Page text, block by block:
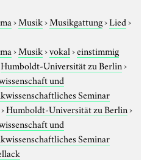
›Musik›Musikgattung›Lied›
›Musik›vokal›einstimmig
Humboldt-Universität zu Berlin›
und
Seminar
Humboldt-Universität zu Berlin›
und
Seminar